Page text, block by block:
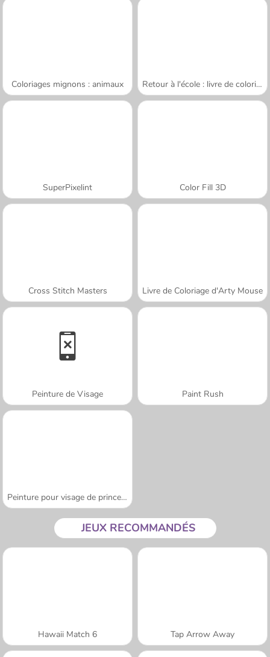
Coloriages mignons : animaux Retour à l'école : livre de coloriages
SuperPixelint Color Fill 3D
Cross Stitch Masters Livre de Coloriage d'Arty Mouse
Peinture de Visage Paint Rush
Peinture pour visage de princesse
JEUX RECOMMANDÉS
Hawaii Match 6 Tap Arrow Away